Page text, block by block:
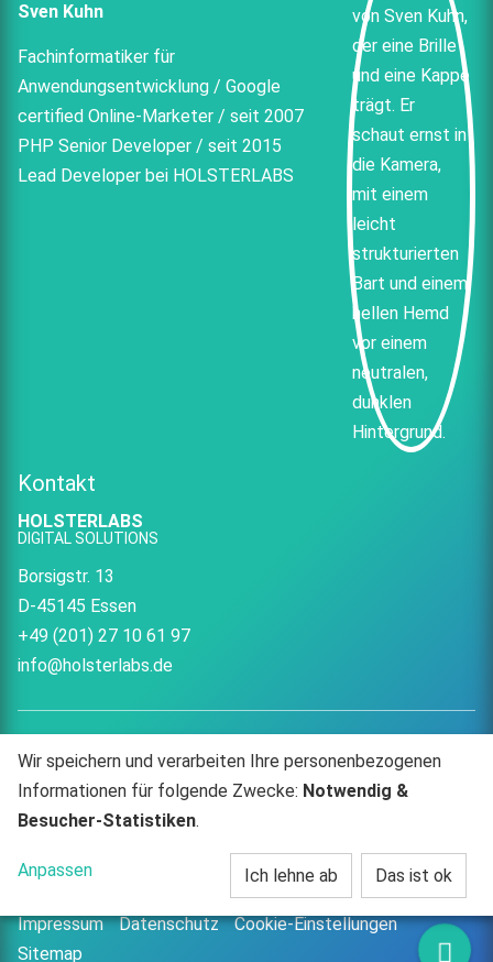
Sven Kuhn
Fachinformatiker für
Anwendungsentwicklung / Google
certified Online-Marketer / seit 2007
PHP Senior Developer / seit 2015
Lead Developer bei HOLSTERLABS
Kontakt
HOLSTERLABS
DIGITAL SOLUTIONS
Borsigstr. 13
D-45145 Essen
+49 (201) 27 10 61 97
info@holsterlabs.de
HOLSTERLABS
auf
HOLSTERLABS
auf
© HOLSTERLABS | Digital Solutions 2015-2026
Impressum
Datenschutz
Cookie-Einstellungen
Sitemap
Wir speichern und verarbeiten Ihre personenbezogenen
Informationen für folgende Zwecke: Notwendig &
Besucher-Statistiken.
Anpassen Ich lehne ab Das ist ok